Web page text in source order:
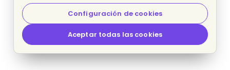
Configuración de cookies
Aceptar todas las cookies